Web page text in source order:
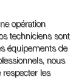
opération
techniciens sont
équipements de
nous
respecter les